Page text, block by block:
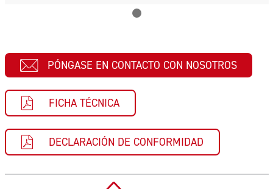
PÓNGASE EN CONTACTO CON NOSOTROS
FICHA TÉCNICA
DECLARACIÓN DE CONFORMIDAD